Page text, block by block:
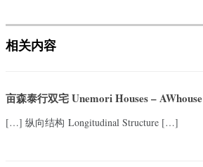
相关内容
亩森泰行双宅 Unemori Houses – AWhouse
[…] 纵向结构 Longitudinal Structure […]